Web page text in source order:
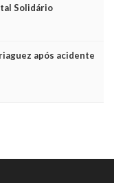
Solidário
após acidente